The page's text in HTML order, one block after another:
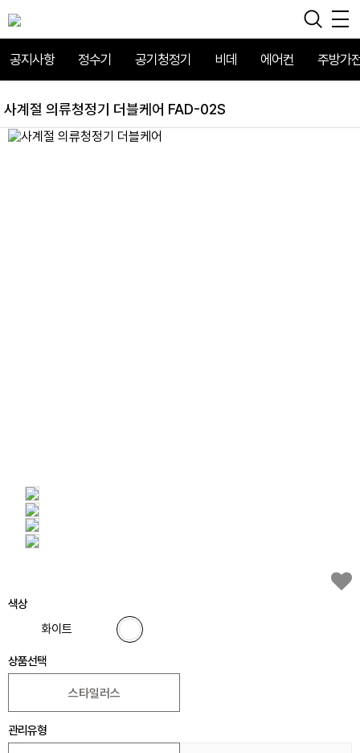
공지사항 정수기 공기청정기 비데 에어컨 주방가
사계절 의류청정기 더블케어 FAD-02S
색상
화이트
상품선택
스타일러스
관리유형